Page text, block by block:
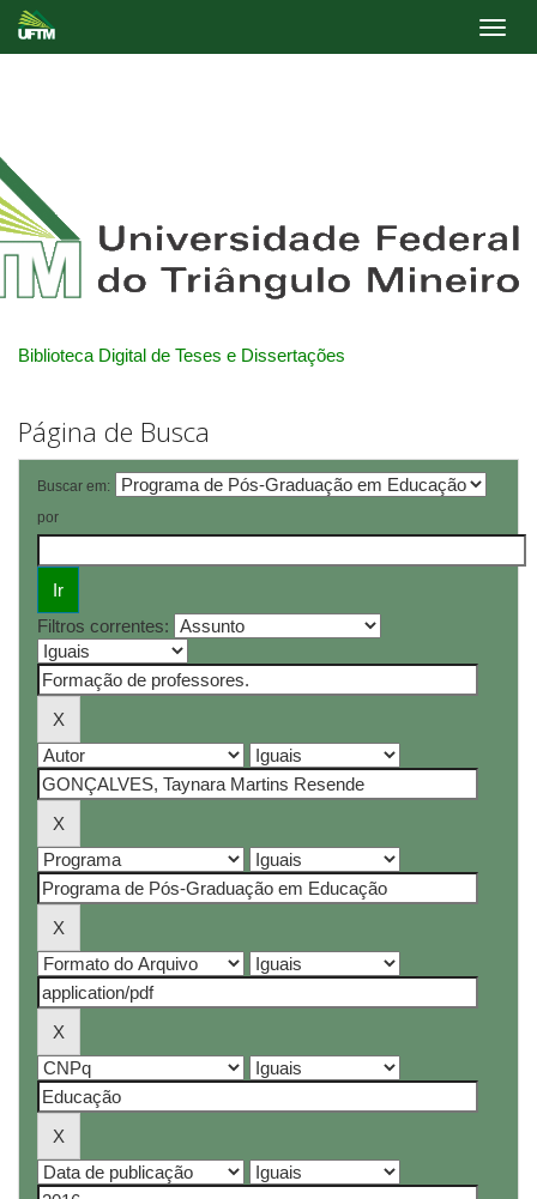
Biblioteca Digital de Teses e Dissertações
Página de Busca
Buscar em:
por
Filtros correntes: